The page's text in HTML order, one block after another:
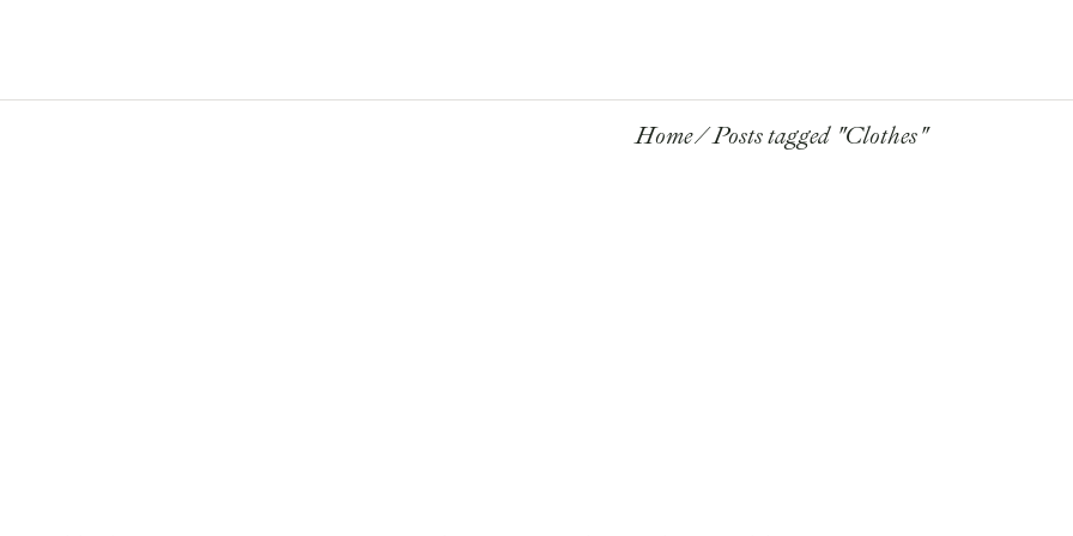
Home Posts tagged "Clothes"